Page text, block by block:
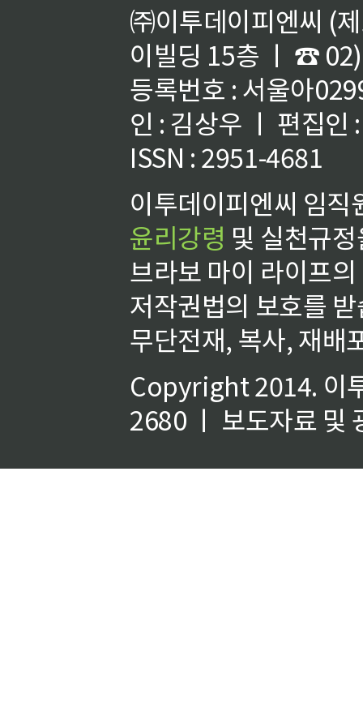
㈜이투데이피엔씨 (
이빌딩 15층 ㅣ ☎
등록번호 : 서울아
인 : 김상우 ㅣ 편집인
ISSN : 2951-4681
이투데이피엔씨 임
윤리강령 및 실천규
브라보 마이 라이프
저작권법의 보호를
무단전재, 복사, 재배
Copyright 2014. 이
2680 ㅣ 보도자료